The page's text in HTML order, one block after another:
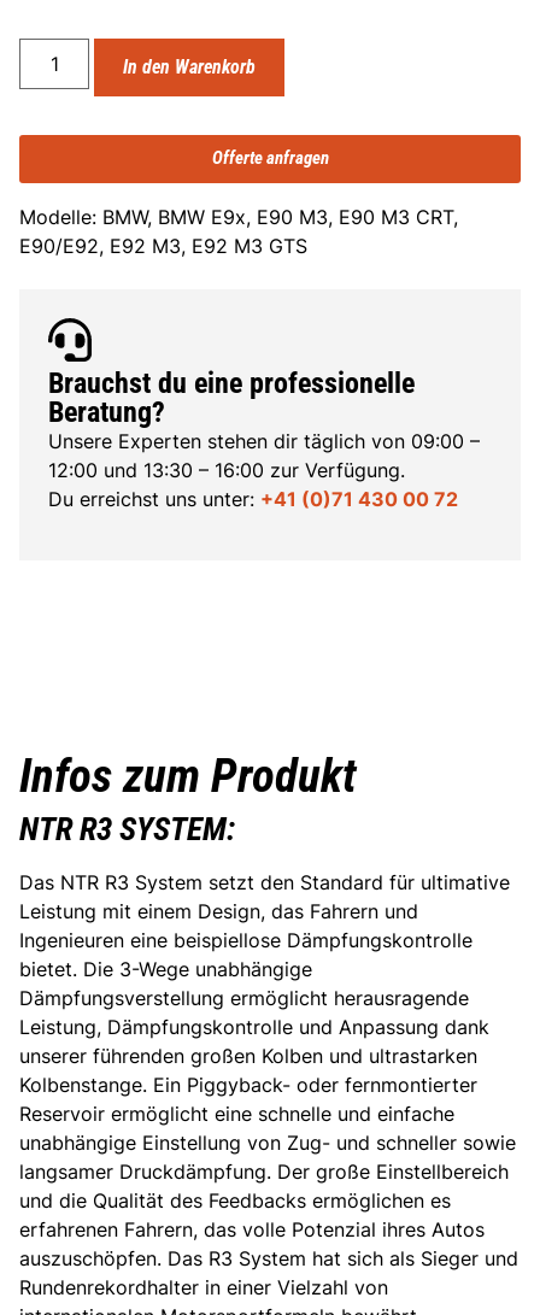
In den Warenkorb
Offerte anfragen
Modelle: BMW, BMW E9x, E90 M3, E90 M3 CRT,
E90/E92, E92 M3, E92 M3 GTS
Brauchst du eine professionelle
Beratung?
Unsere Experten stehen dir täglich von 09:00 –
12:00 und 13:30 – 16:00 zur Verfügung.
Du erreichst uns unter: +41 (0)71 430 00 72
Infos zum Produkt
NTR R3 SYSTEM:
Das NTR R3 System setzt den Standard für ultimative
Leistung mit einem Design, das Fahrern und
Ingenieuren eine beispiellose Dämpfungskontrolle
bietet. Die 3-Wege unabhängige
Dämpfungsverstellung ermöglicht herausragende
Leistung, Dämpfungskontrolle und Anpassung dank
unserer führenden großen Kolben und ultrastarken
Kolbenstange. Ein Piggyback- oder fernmontierter
Reservoir ermöglicht eine schnelle und einfache
unabhängige Einstellung von Zug- und schneller sowie
langsamer Druckdämpfung. Der große Einstellbereich
und die Qualität des Feedbacks ermöglichen es
erfahrenen Fahrern, das volle Potenzial ihres Autos
auszuschöpfen. Das R3 System hat sich als Sieger und
Rundenrekordhalter in einer Vielzahl von